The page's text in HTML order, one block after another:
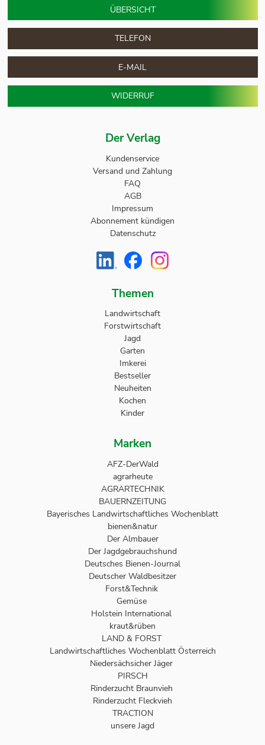
Der Verlag
Kundenservice
Versand und Zahlung
FAQ
AGB
Impressum
Abonnement kündigen
Datenschutz
Themen
Landwirtschaft
Forstwirtschaft
Jagd
Garten
Imkerei
Bestseller
Neuheiten
Kochen
Kinder
Marken
AFZ-DerWald
agrarheute
AGRARTECHNIK
BAUERNZEITUNG
Bayerisches Landwirtschaftliches Wochenblatt
bienen&natur
Der Almbauer
Der Jagdgebrauchshund
Deutsches Bienen-Journal
Deutscher Waldbesitzer
Forst&Technik
Gemüse
Holstein International
kraut&rüben
LAND & FORST
Landwirtschaftliches Wochenblatt Österreich
Niedersächsicher Jäger
PIRSCH
Rinderzucht Braunvieh
Rinderzucht Fleckvieh
TRACTION
unsere Jagd
ÜBERSICHT
TELEFON
E-MAIL
WIDERRUF